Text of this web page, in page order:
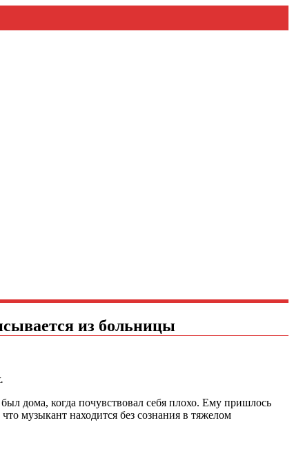
из больницы
дома, когда почувствовал себя плохо. Ему пришлось
музыкант находится без сознания в тяжелом